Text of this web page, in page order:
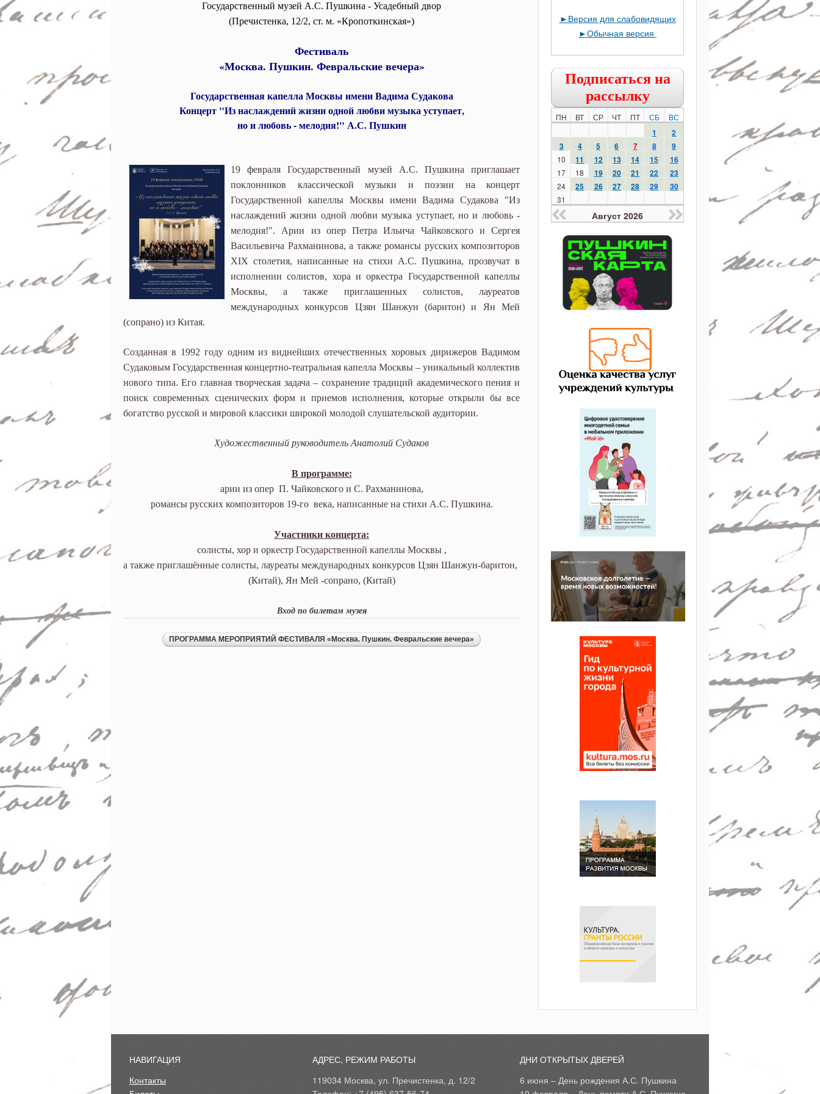
музыка уступает, но и любовь - мелодия!" А.С.
Пушкин. Государственная капелла Москвы
имени Вадима Судакова
Государственный музей А.С. Пушкина - Усадебный двор
(Пречистенка, 12/2, ст. м. «Кропоткинская»)
Фестиваль
«Москва. Пушкин. Февральские вечера»
Государственная капелла Москвы имени Вадима Судакова
Концерт "Из наслаждений жизни одной любви музыка уступает,
но и любовь - мелодия!" А.С. Пушкин
19 февраля Государственный музей А.С. Пушкина приглашает
поклонников классической музыки и поэзии на концерт
Государственной капеллы Москвы имени Вадима Судакова "Из
наслаждений жизни одной любви музыка уступает, но и любовь -
мелодия!". Арии из опер Петра Ильича Чайковского и Сергея
Васильевича Рахманинова, а также романсы русских композиторов
XIX столетия, написанные на стихи А.С. Пушкина, прозвучат в
исполнении солистов, хора и оркестра Государственной капеллы
Москвы, а также приглашенных солистов, лауреатов
международных конкурсов Цзян Шанжун (баритон) и Ян Мей
(сопрано) из Китая.
Созданная в 1992 году одним из виднейших отечественных хоровых дирижеров Вадимом
Судаковым Государственная концертно-театральная капелла Москвы – уникальный коллектив
нового типа. Его главная творческая задача – сохранение традиций академического пения и
поиск современных сценических форм и приемов исполнения, которые открыли бы все
богатство русской и мировой классики широкой молодой слушательской аудитории.
Художественный руководитель Анатолий Судаков
В программе:
арии из опер П. Чайковского и С. Рахманинова,
романсы русских композиторов 19-го века, написанные на стихи А.С. Пушкина.
Участники концерта:
солисты, хор и оркестр Государственной капеллы Москвы ,
а также приглашённые солисты, лауреаты международных конкурсов Цзян Шанжун-баритон,
(Китай), Ян Мей -сопрано, (Китай)
Вход по билетам музея
► Версия для слабовидящих
►Обычная версия
Подписаться на
рассылку
ПН ВТ СР ЧТ ПТ СБ ВС
1
2
3
4 5 6 7 8 9
10 11 12 13 14 15 16
17 18 19 20 21 22 23
24 25 26 27 28 29 30
31
Август 2026
НАВИГАЦИЯ
Контакты
АДРЕС, РЕЖИМ РАБОТЫ
119034 Москва, ул. Пречистенка, д. 12/2
ДНИ ОТКРЫТЫХ ДВЕРЕЙ
6 июня – День рождения А.С. Пушкина